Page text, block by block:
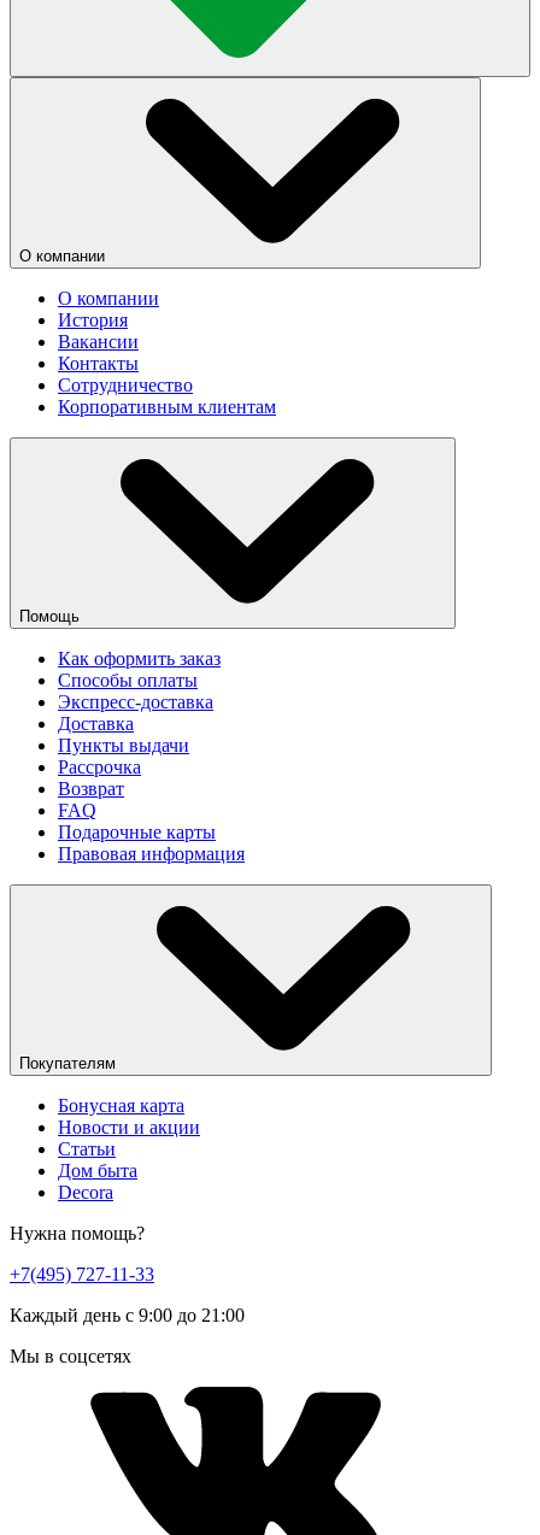
О компании
О компании
История
Вакансии
Контакты
Сотрудничество
Корпоративным клиентам
Помощь
Как оформить заказ
Способы оплаты
Экспресс-доставка
Доставка
Пункты выдачи
Рассрочка
Возврат
FAQ
Подарочные карты
Правовая информация
Покупателям
Бонусная карта
Новости и акции
Статьи
Дом быта
Decora
Нужна помощь?
+7(495) 727-11-33
Каждый день с 9:00 до 21:00
Мы в соцсетях